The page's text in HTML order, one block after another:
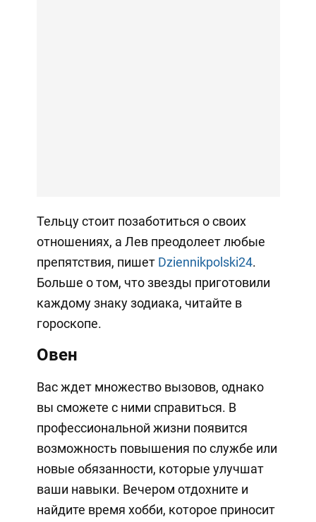
Тельцу стоит позаботиться о своих
отношениях, а Лев преодолеет любые
препятствия, пишет Dziennikpolski24.
Больше о том, что звезды приготовили
каждому знаку зодиака, читайте в
гороскопе.
Овен
Вас ждет множество вызовов, однако
вы сможете с ними справиться. В
профессиональной жизни появится
возможность повышения по службе или
новые обязанности, которые улучшат
ваши навыки. Вечером отдохните и
найдите время хобби, которое приносит